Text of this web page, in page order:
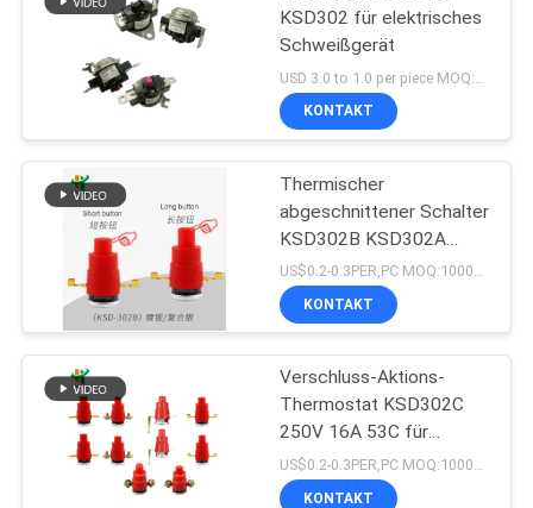
Schutz des Thermal
17AM
91
thermischer
Trennschalter
KSD302 für elektrisches
Schweißgerät
KONTAKT
Thermischer
abgeschnittener Schalter
KSD302B KSD302A
250V 16A 53C für
Thermostat der
Kabeltrommel-63C
US$0.2-0.3PER,PC MOQ:1000pcs
KONTAKT
Verschluss-Aktions-
Thermostat KSD302C
250V 16A 53C für
Kabeltrommel KSD302A
63C
US$0.2-0.3PER,PC MOQ:1000PCS
KONTAKT